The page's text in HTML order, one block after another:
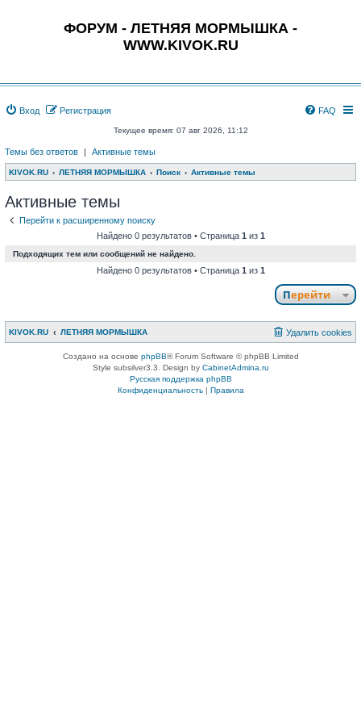
ФОРУМ - ЛЕТНЯЯ МОРМЫШКА -
WWW.KIVOK.RU
Вход Регистрация FAQ
Текущее время: 07 авг 2026, 11:12
Темы без ответов | Активные темы
KIVOK.RU ЛЕТНЯЯ МОРМЫШКА Поиск Активные темы
Активные темы
Перейти к расширенному поиску
Найдено 0 результатов • Страница 1 из 1
Подходящих тем или сообщений не найдено.
Найдено 0 результатов • Страница 1 из 1
Перейти
KIVOK.RU ЛЕТНЯЯ МОРМЫШКА Удалить cookies
Создано на основе phpBB® Forum Software © phpBB Limited
Style subsilver3.3. Design by CabinetAdmina.ru
Русская поддержка phpBB
Конфиденциальность| Правила